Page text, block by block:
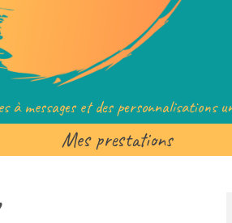
à messages et des personnalisations
Mes prestations